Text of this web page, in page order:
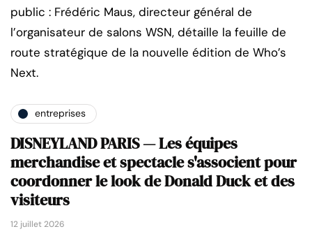
public : Frédéric Maus, directeur général de
l’organisateur de salons WSN, détaille la feuille de
route stratégique de la nouvelle édition de Who’s
Next.
entreprises
DISNEYLAND PARIS — Les équipes
merchandise et spectacle s'associent pour
coordonner le look de Donald Duck et des
visiteurs
12 juillet 2026